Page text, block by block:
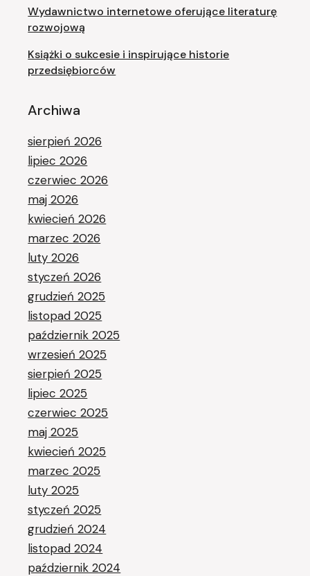
Wydawnictwo internetowe oferujące literaturę
rozwojową
Książki o sukcesie i inspirujące historie
przedsiębiorców
Archiwa
sierpień 2026
lipiec 2026
czerwiec 2026
maj 2026
kwiecień 2026
marzec 2026
luty 2026
styczeń 2026
grudzień 2025
listopad 2025
październik 2025
wrzesień 2025
sierpień 2025
lipiec 2025
czerwiec 2025
maj 2025
kwiecień 2025
marzec 2025
luty 2025
styczeń 2025
grudzień 2024
listopad 2024
październik 2024